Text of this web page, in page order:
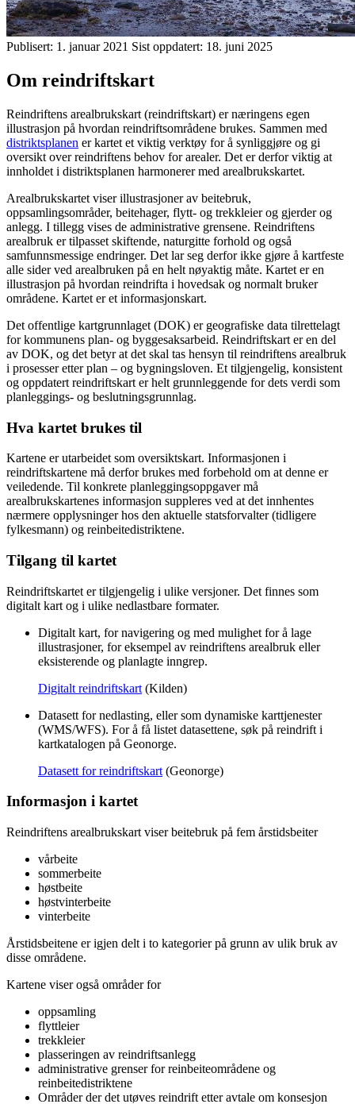
Publisert: 1. januar 2021 Sist oppdatert: 18. juni 2025
Om reindriftskart
Reindriftens arealbrukskart (reindriftskart) er næringens egen
illustrasjon på hvordan reindriftsområdene brukes. Sammen med
distriktsplanen er kartet et viktig verktøy for å synliggjøre og gi
oversikt over reindriftens behov for arealer. Det er derfor viktig at
innholdet i distriktsplanen harmonerer med arealbrukskartet.
Arealbrukskartet viser illustrasjoner av beitebruk,
oppsamlingsområder, beitehager, flytt- og trekkleier og gjerder og
anlegg. I tillegg vises de administrative grensene. Reindriftens
arealbruk er tilpasset skiftende, naturgitte forhold og også
samfunnsmessige endringer. Det lar seg derfor ikke gjøre å kartfeste
alle sider ved arealbruken på en helt nøyaktig måte. Kartet er en
illustrasjon på hvordan reindrifta i hovedsak og normalt bruker
områdene. Kartet er et informasjonskart.
Det offentlige kartgrunnlaget (DOK) er geografiske data tilrettelagt
for kommunens plan- og byggesaksarbeid. Reindriftskart er en del
av DOK, og det betyr at det skal tas hensyn til reindriftens arealbruk
i prosesser etter plan – og bygningsloven. Et tilgjengelig, konsistent
og oppdatert reindriftskart er helt grunnleggende for dets verdi som
planleggings- og beslutningsgrunnlag.
Hva kartet brukes til
Kartene er utarbeidet som oversiktskart. Informasjonen i
reindriftskartene må derfor brukes med forbehold om at denne er
veiledende. Til konkrete planleggingsoppgaver må
arealbrukskartenes informasjon suppleres ved at det innhentes
nærmere opplysninger hos den aktuelle statsforvalter (tidligere
fylkesmann) og reinbeitedistriktene.
Tilgang til kartet
Reindriftskartet er tilgjengelig i ulike versjoner. Det finnes som
digitalt kart og i ulike nedlastbare formater.
Digitalt kart, for navigering og med mulighet for å lage
illustrasjoner, for eksempel av reindriftens arealbruk eller
eksisterende og planlagte inngrep.
Digitalt reindriftskart (Kilden)
Datasett for nedlasting, eller som dynamiske karttjenester
(WMS/WFS). For å få listet datasettene, søk på reindrift i
kartkatalogen på Geonorge.
Datasett for reindriftskart (Geonorge)
Informasjon i kartet
Reindriftens arealbrukskart viser beitebruk på fem årstidsbeiter
vårbeite
sommerbeite
høstbeite
høstvinterbeite
vinterbeite
Årstidsbeitene er igjen delt i to kategorier på grunn av ulik bruk av
disse områdene.
Kartene viser også områder for
oppsamling
flyttleier
trekkleier
plasseringen av reindriftsanlegg
administrative grenser for reinbeiteområdene og
reinbeitedistriktene
Områder der det utøves reindrift etter avtale om konsesjon